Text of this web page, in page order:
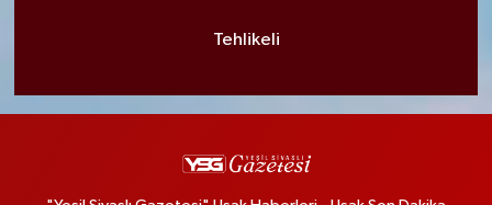
Tehlikeli